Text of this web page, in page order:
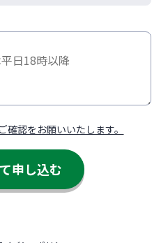
認をお願いいたします。
申し込む